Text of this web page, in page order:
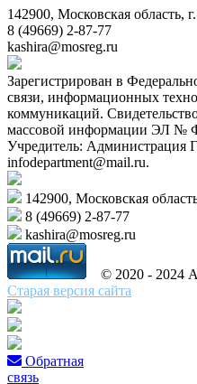
142900, Московская область,
8 (49669) 2-87-77
kashira@mosreg.ru
Зарегистрирован в
связи, информационных
коммуникаций.
массовой информации ЭЛ №
Учредитель:
infodepartment@mail.ru.
142900, Московская
8 (49669) 2-87-77
kashira@mosreg.ru
© 2020 - 2024
Старая версия сайта
Обратная
связь